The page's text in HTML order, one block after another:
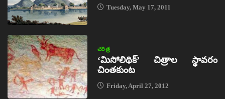
Tuesday, May 17, 2011
చరిత్ర
‘మిసోలిథిక్‌’ చిత్రాల స్థావరం
చింతకుంట
Friday, April 27, 2012